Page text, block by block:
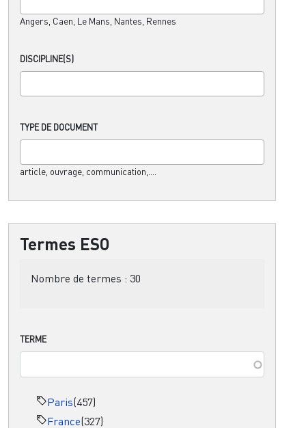
Angers, Caen, Le Mans, Nantes, Rennes
DISCIPLINE(S)
TYPE DE DOCUMENT
article, ouvrage, communication,....
Termes ESO
Nombre de termes : 30
TERME
Paris(457)
France(327)